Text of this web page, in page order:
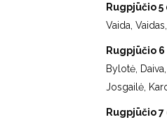
Rugpjūčio 5
Vaida,
Rugpjūčio 6
Bylotė,
Josgailė,
Rugpjūčio 7